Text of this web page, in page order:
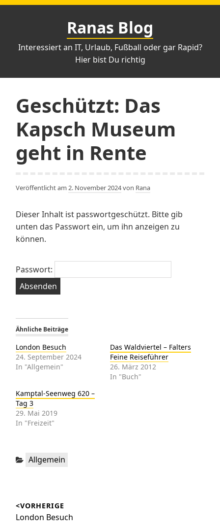
Zum
Ranas Blog
Interessiert an IT, Urlaub, Fußball oder gar Rapid?
Hier bist Du richtig
Geschützt: Das
Kapsch Museum
geht in Rente
Veröffentlicht am 2. November 2024von Rana
Dieser Inhalt ist passwortgeschützt. Bitte gib
unten das Passwort ein, um ihn anzeigen zu
können.
Passwort:
Ähnliche Beiträge
London Besuch
24. September 2024
In "Allgemein"
Das Waldviertel – Falters
Feine Reiseführer
26. März 2012
In "Buch"
Kamptal-Seenweg 620 –
Tag 3
29. Mai 2019
In "Freizeit"
Kategorien:
Allgemein
<VORHERIGE
Vorheriger
London Besuch